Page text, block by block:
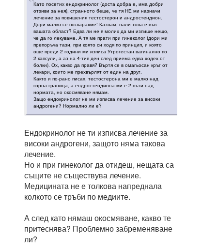
Като посетих ендокринолог (доста добра е, има добри
отзиви за нея), странното беше, че тя НЕ ми назначи
лечение за повишения тестостерон и андростендион.
Дори малко се поскарахме: Казвам, нали това е във
вашата област? Едва ли не я молих да ми изпише нещо,
че да го лекуваме. А тя ме прати при гинеколог (дори ми
препоръча тази, при която си ходя по принцип, и която
още преди 2 години ми изписа Утрогестан вагинално по
2 капсули, а аз на 4-тия ден след приема едва ходех от
болки). Ох, какво да правя? Въртя се в омагьосан кръг от
лекари, които ме прехвърлят от един на друг.
Както и по-рано писах, тестостерона ми е малко над
горна граница, а ендростендиона ми е 2 пъти над
нормата, но окосмяване нямам.
Защо ендокринолог не ми изписва лечение за високи
андрогени? Нормално ли е?
Ендокринолог не ти изписва лечение за
високи андрогени, защото няма такова
лечение.
Но и при гинеколог да отидеш, нещата са
същите не съществува лечение.
Медицината не е толкова напреднала
колкото се тръби по медиите.
А след като нямаш окосмяване, какво те
притеснява? Проблемно забременяване
ли?